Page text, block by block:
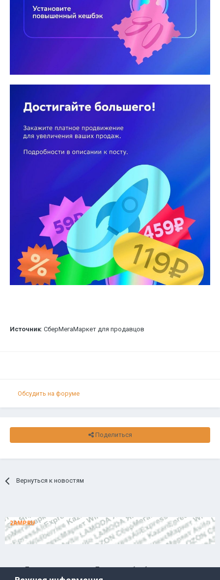
Источник: СберМегаМаркет для продавцов
Обсудить на форуме
Поделиться
Вернуться к новостям
Правила и условия
Политика обработки данных